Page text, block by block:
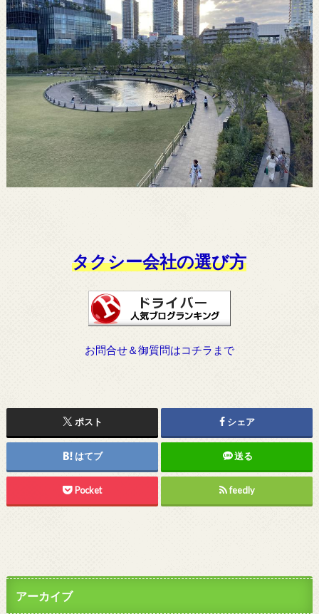
タクシー会社の選び方
お問合せ＆御質問はコチラまで
ポスト シェア
はてブ 送る
Pocket feedly
アーカイブ